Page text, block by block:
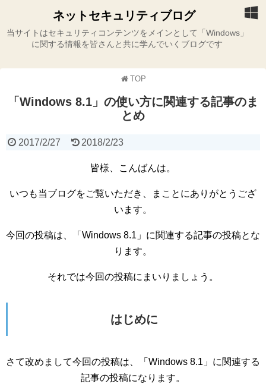
ネットセキュリティブログ
当サイトはセキュリティコンテンツをメインとして「Windows」
に関する情報を皆さんと共に学んでいくブログです
TOP
「Windows 8.1」の使い方に関連する記事のま
とめ
2017/2/27 2018/2/23
皆様、こんばんは。
いつも当ブログをご覧いただき、まことにありがとうござ
います。
今回の投稿は、「Windows 8.1」に関連する記事の投稿とな
ります。
それでは今回の投稿にまいりましょう。
はじめに
さて改めまして今回の投稿は、「Windows 8.1」に関連する
記事の投稿になります。